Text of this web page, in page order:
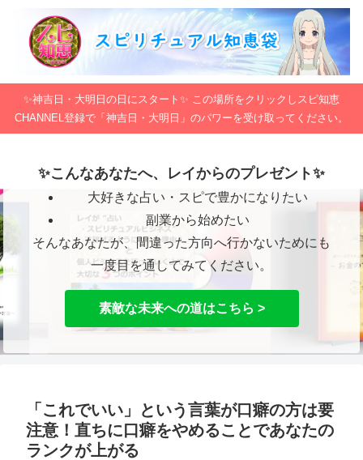
✨神吉日・大明日の日にスタート✨ この場所をクリックしスピ知恵
CHANNEL登録で「神吉日・大明日」のパワーを受け取ってください。
✨こんなあなたへ、レイからのプレゼント✨
大好きな占い・スピで豊かになりたい
副業から始めたい
そんなあなたが、間違った方向へ行かないためにも
一度目を通してみてください。
素敵な未来への道はこちら >
「これでいい」という言葉が口癖の方は要
注意！直ちに口癖をやめることであなたの
ランクが上がる